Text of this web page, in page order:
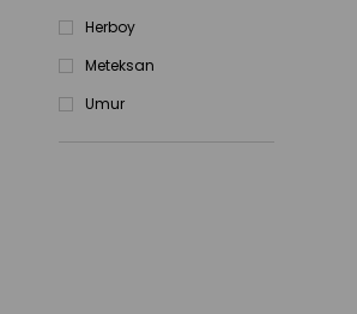
Herboy
Meteksan
Umur